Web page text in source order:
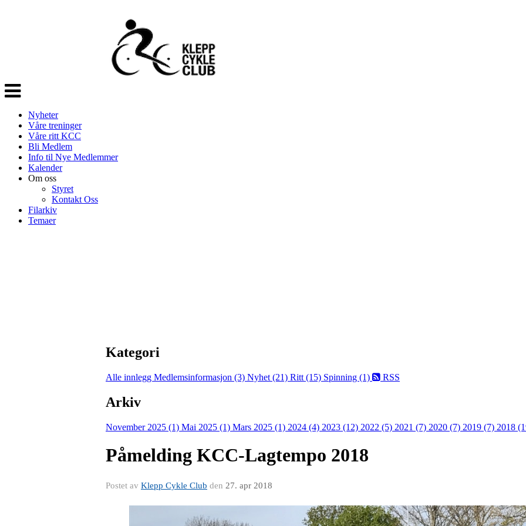
Veksle
navigasjon
Nyheter
Våre treninger
Våre ritt KCC
Bli Medlem
Info til Nye Medlemmer
Kalender
Om oss
Styret
Kontakt Oss
Filarkiv
Temaer
Kategori
Alle innlegg Medlemsinformasjon (3) Nyhet (21) Ritt (15) Spinning (1) RSS
Arkiv
November 2025 (1) Mai 2025 (1) Mars 2025 (1) 2024 (4) 2023 (12) 2022 (5) 2021 (7) 2020 (7) 2019 (7) 2018
Påmelding KCC-Lagtempo 2018
Postet av Klepp Cykle Club den 27. apr 2018